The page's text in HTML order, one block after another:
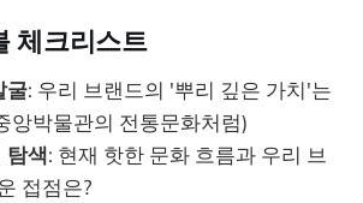
체크리스트
굴: 우리 브랜드의 '뿌리 깊은 가치'는
앙박물관의 전통문화처럼)
탐색: 현재 핫한 문화 흐름과 우리 브
접점은?